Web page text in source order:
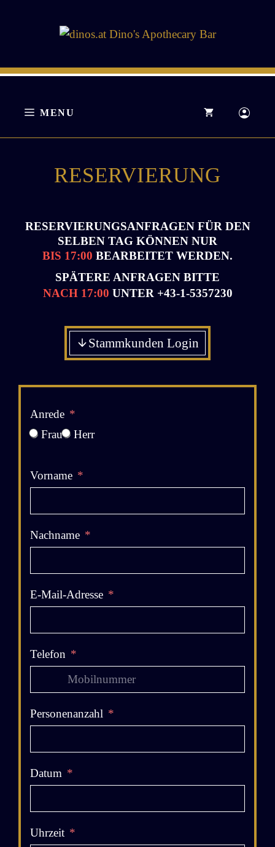
MENU
RESERVIERUNG
RESERVIERUNGSANFRAGEN FÜR DEN
SELBEN TAG KÖNNEN NUR
BIS 17:00 BEARBEITET WERDEN.
SPÄTERE ANFRAGEN BITTE
NACH 17:00 UNTER +43-1-5357230
Stammkunden Login
Anrede
Frau
Herr
Vorname
Nachname
E-Mail-Adresse
Telefon
Personenanzahl
Datum
Uhrzeit